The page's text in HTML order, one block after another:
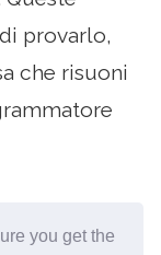
you get the
provarlo,
che risuoni